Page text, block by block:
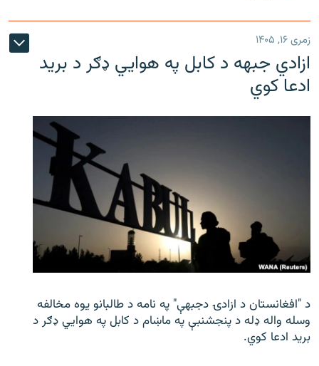
زمری ۱۶, ۱۴۰۵
ازادي جبهه د کابل په هوايي ډګر د برید
ادعا کوي
د "افغانستان د ازادۍ دجبهې" په نامه د طالبانو یوه مخالفه
وسله واله ډله د پنجشنبې په ماښام د کابل په هوايي ډګر د
برید ادعا کوي.